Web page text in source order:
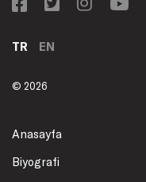
TR EN
© 2026
Anasayfa
Biyografi